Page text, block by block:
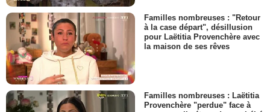
Familles nombreuses : "Retour
à la case départ", désillusion
pour Laëtitia Provenchère avec
la maison de ses rêves
Familles nombreuses : Laëtitia
Provenchère "perdue" face à